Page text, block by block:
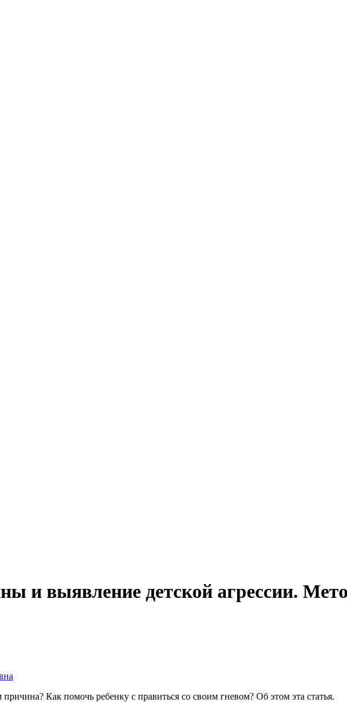
и выявление детской агрессии.
причина? Как помочь ребенку с правиться со своим гневом? Об этом эта статья.